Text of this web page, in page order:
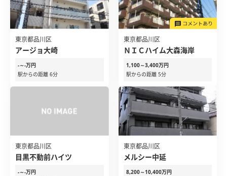
東京都品川区
アージョ大崎
-～-万円
駅からの距離 6分
東京都品川区
ＮＩＣハイム大森海岸
1,100～3,400万円
駅からの距離 5分
東京都品川区
目黒不動前ハイツ
-～-万円
東京都品川区
メルシー中延
8,200～10,400万円